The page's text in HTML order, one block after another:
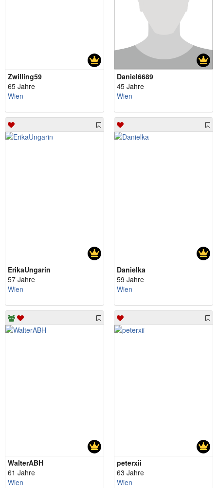
Zwilling59
65 Jahre
Wien
Daniel6689
45 Jahre
Wien
ErikaUngarin
57 Jahre
Wien
Danielka
59 Jahre
Wien
WalterABH
61 Jahre
Wien
peterxii
63 Jahre
Wien